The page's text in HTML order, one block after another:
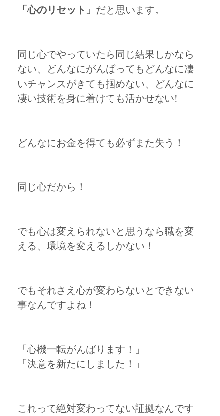
「心のリセット」 だと思います。
同じ心でやっていたら同じ結果しかなら
ない、どんなにがんばってもどんなに凄
いチャンスがきても掴めない、どんなに
凄い技術を身に着けても活かせない!
どんなにお金を得ても必ずまた失う！
同じ心だから！
でも心は変えられないと思うなら職を変
える、環境を変えるしかない！
でもそれさえ心が変わらないとできない
事なんですよね！
「心機一転がんばります！」
「決意を新たにしました！」
これって絶対変わってない証拠なんです